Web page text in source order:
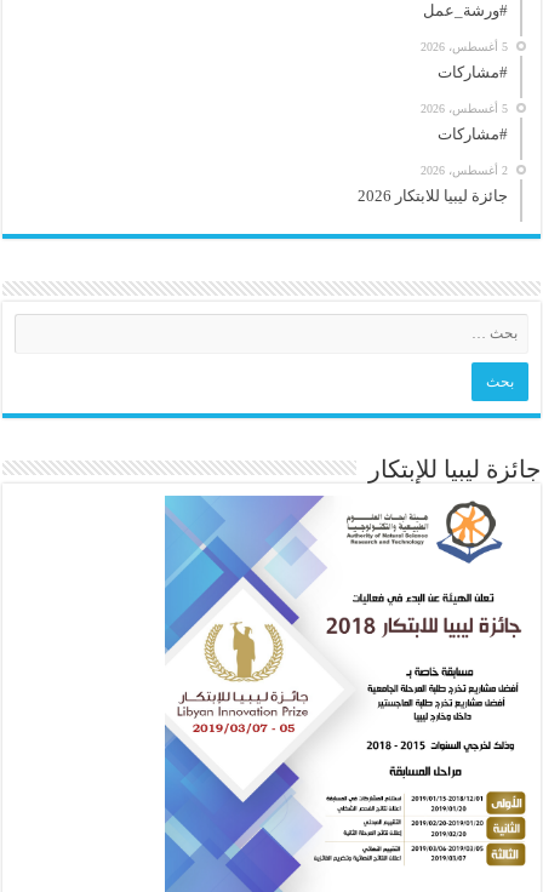
#ورشة_عمل
5 أغسطس، 2026
#مشاركات
5 أغسطس، 2026
#مشاركات
2 أغسطس، 2026
جائزة ليبيا للابتكار 2026
جائزة ليبيا للإبتكار